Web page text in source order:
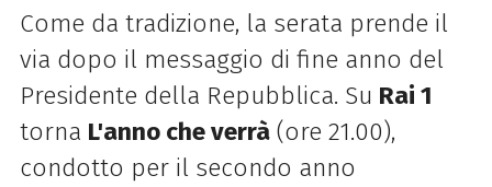
Come da tradizione, la serata prende il
via dopo il messaggio di fine anno del
Presidente della Repubblica. Su Rai 1
torna L'anno che verrà(ore 21.00),
condotto per il secondo anno